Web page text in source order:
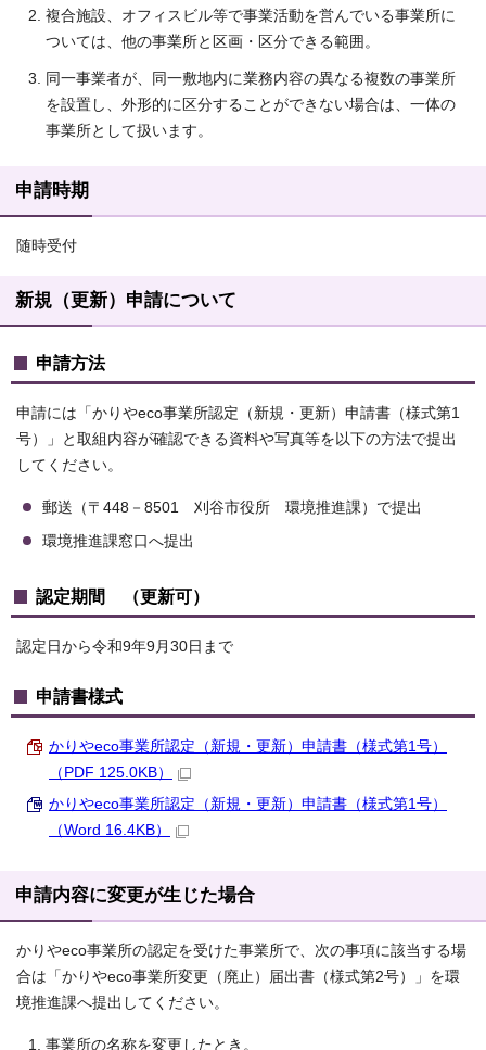
複合施設、オフィスビル等で事業活動を営んでいる事業所に
ついては、他の事業所と区画・区分できる範囲。
同一事業者が、同一敷地内に業務内容の異なる複数の事業所
を設置し、外形的に区分することができない場合は、一体の
事業所として扱います。
申請時期
随時受付
新規（更新）申請について
申請方法
申請には「かりやeco事業所認定（新規・更新）申請書（様式第1
号）」と取組内容が確認できる資料や写真等を以下の方法で提出
してください。
郵送（〒448－8501 刈谷市役所 環境推進課）で提出
環境推進課窓口へ提出
認定期間 （更新可）
認定日から令和9年9月30日まで
申請書様式
かりやeco事業所認定（新規・更新）申請書（様式第1号）
（PDF 125.0KB）
かりやeco事業所認定（新規・更新）申請書（様式第1号）
（Word 16.4KB）
申請内容に変更が生じた場合
かりやeco事業所の認定を受けた事業所で、次の事項に該当する場
合は「かりやeco事業所変更（廃止）届出書（様式第2号）」を環
境推進課へ提出してください。
事業所の名称を変更したとき。